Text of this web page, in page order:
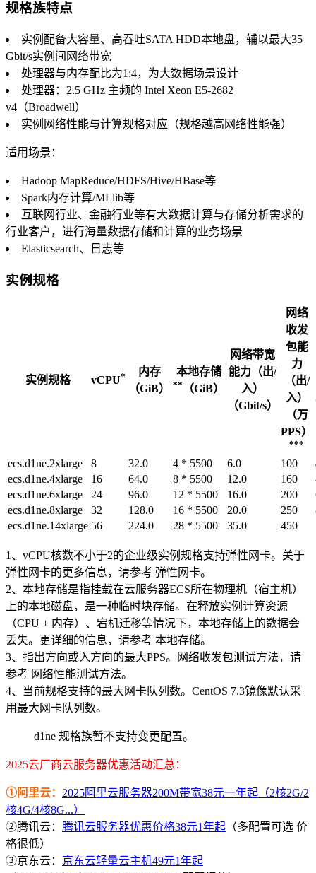
规格族特点
实例配备大容量、高吞吐SATA HDD本地盘，辅以最大35
Gbit/s实例间网络带宽
处理器与内存配比为1:4，为大数据场景设计
处理器：2.5 GHz 主频的 Intel Xeon E5-2682
v4（Broadwell）
实例网络性能与计算规格对应（规格越高网络性能强）
适用场景：
Hadoop MapReduce/HDFS/Hive/HBase等
Spark内存计算/MLlib等
互联网行业、金融行业等有大数据计算与存储分析需求的
行业客户，进行海量数据存储和计算的业务场景
Elasticsearch、日志等
实例规格
实例规格 vCPU*
内存
（GiB）
本地存储
** （GiB）
网络带宽
能力（出/
入）
（Gbit/s）
网络
收发
包能
力
（出/
入）
（万
PPS）
***
ecs.d1ne.2xlarge 8 32.0 4 * 5500 6.0 100
ecs.d1ne.4xlarge
16 64.0 8 * 5500 12.0 160
ecs.d1ne.6xlarge
24 96.0 12 * 5500 16.0 200
ecs.d1ne.8xlarge
32 128.0 16 * 5500 20.0 250
ecs.d1ne.14xlarge 56 224.0 28 * 5500 35.0 450
1、vCPU核数不小于2的企业级实例规格支持弹性网卡。关于
弹性网卡的更多信息，请参考 弹性网卡。
2、本地存储是指挂载在云服务器ECS所在物理机（宿主机）
上的本地磁盘，是一种临时块存储。在释放实例计算资源
（CPU + 内存）、宕机迁移等情况下，本地存储上的数据会
丢失。更详细的信息，请参考 本地存储。
3、指出方向或入方向的最大PPS。网络收发包测试方法，请
参考 网络性能测试方法。
4、当前规格支持的最大网卡队列数。CentOS 7.3镜像默认采
用最大网卡队列数。
d1ne 规格族暂不支持变更配置。
2025云厂商云服务器优惠活动汇总：
①阿里云： 2025阿里云服务器200M带宽38元一年起（2核2G/2
核4G/4核8G...）
②腾讯云： 腾讯云服务器优惠价格38元1年起 （多配置可选 价
格很低）
③京东云： 京东云轻量云主机49元1年起